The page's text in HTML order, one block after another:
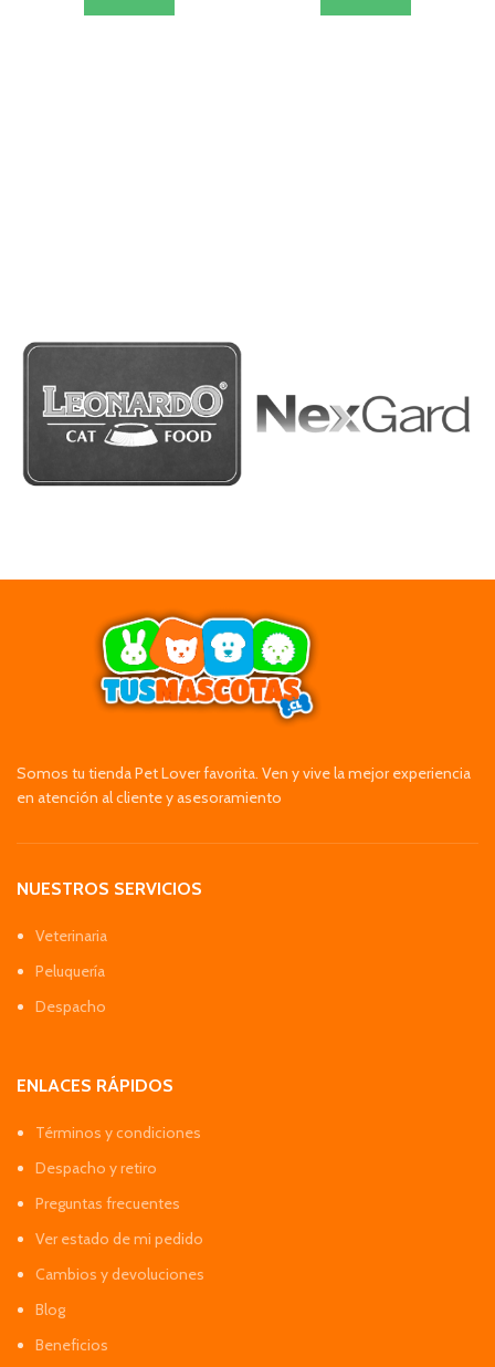
Somos tu tienda Pet Lover favorita. Ven y vive la mejor experiencia
en atención al cliente y asesoramiento
NUESTROS SERVICIOS
Veterinaria
Peluquería
Despacho
ENLACES RÁPIDOS
Términos y condiciones
Despacho y retiro
Preguntas frecuentes
Ver estado de mi pedido
Cambios y devoluciones
Blog
Beneficios